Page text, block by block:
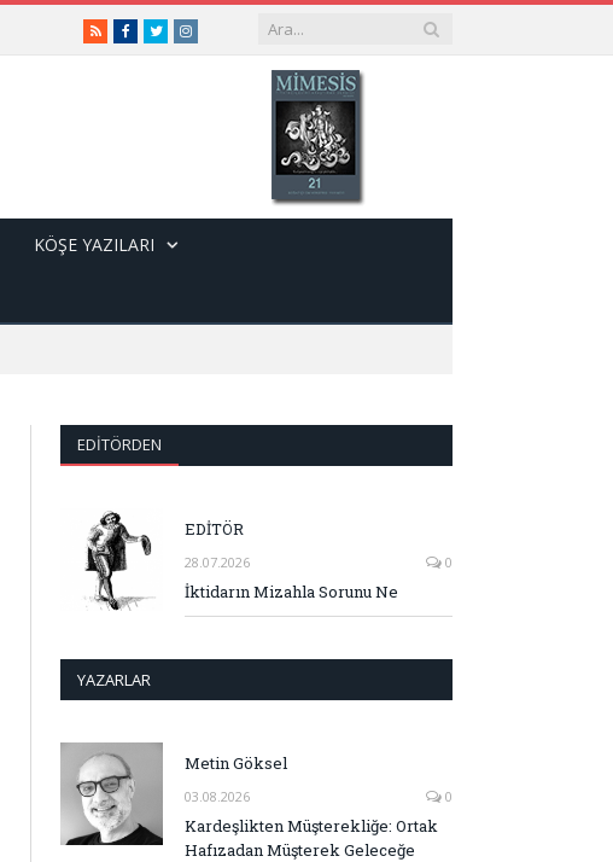
RSSFacebook
TwitterInstagram
KÖŞE YAZILARI
EDITÖRDEN
EDİTÖR
28.07.2026 0
İktidarın Mizahla Sorunu Ne
YAZARLAR
Metin Göksel
03.08.2026 0
Kardeşlikten Müşterekliğe: Ortak
Hafızadan Müşterek Geleceğe